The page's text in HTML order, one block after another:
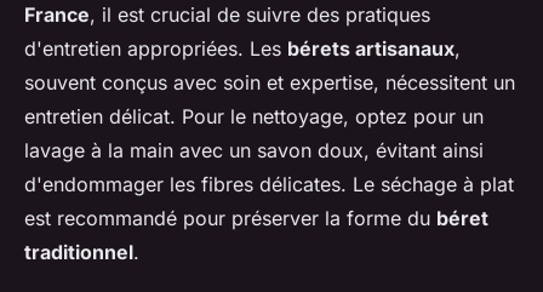
France, il est crucial de suivre des pratiques
d'entretien appropriées. Les bérets artisanaux,
souvent conçus avec soin et expertise, nécessitent un
entretien délicat. Pour le nettoyage, optez pour un
lavage à la main avec un savon doux, évitant ainsi
d'endommager les fibres délicates. Le séchage à plat
est recommandé pour préserver la forme du béret
traditionnel.